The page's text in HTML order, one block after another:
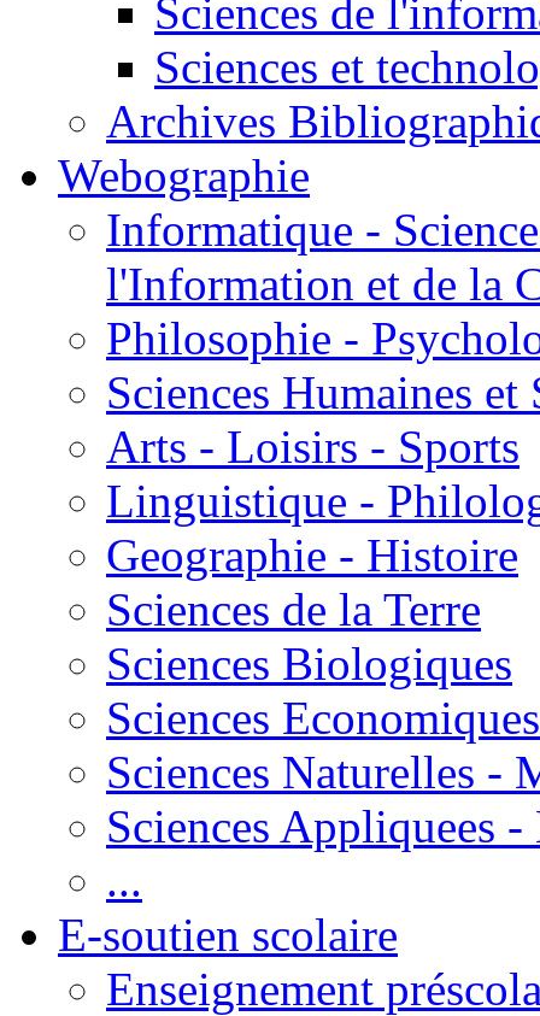
Sciences de
Sciences et
Archives
Webographie
Informatique -
l'Information et de la
Philosophie -
Sciences Humaines et
Arts - Loisirs - Sports
Linguistique -
Geographie - Histoire
Sciences de la Terre
Sciences Biologiques
Sciences Economiques
Sciences Naturelles -
Sciences Appliquees
...
E-soutien scolaire